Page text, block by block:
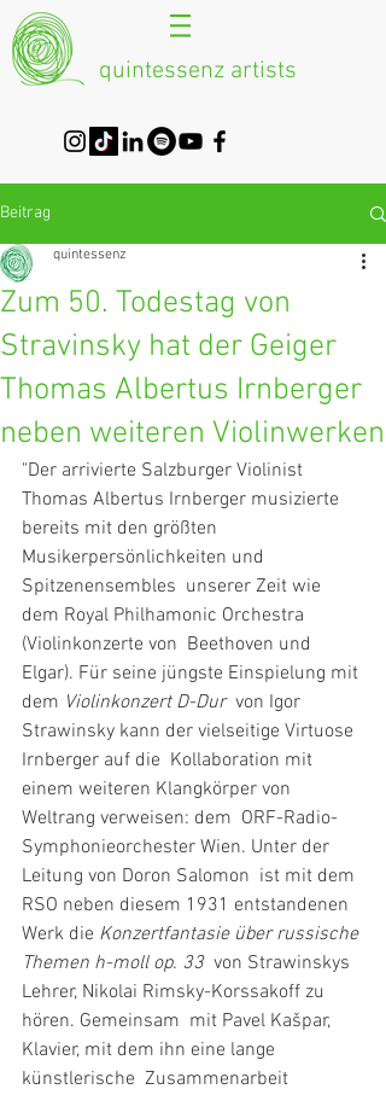
quintessenz artists
Beitrag
Zum 50. Todestag von
Stravinsky hat der Geiger
Thomas Albertus Irnberger
neben weiteren Violinwerken
quintessenz
"Der arrivierte Salzburger Violinist
Thomas Albertus Irnberger musizierte
bereits mit den größten
Musikerpersönlichkeiten und
Spitzenensembles  unserer Zeit wie
dem Royal Philhamonic Orchestra
(Violinkonzerte von  Beethoven und
Elgar). Für seine jüngste Einspielung mit
dem Violinkonzert D-Dur
  von Igor
Strawinsky kann der vielseitige Virtuose
Irnberger auf die  Kollaboration mit
einem weiteren Klangkörper von
Weltrang verweisen: dem  ORF-Radio-
Symphonieorchester Wien. Unter der
Leitung von Doron Salomon  ist mit dem
RSO neben diesem 1931 entstandenen
Werk die Konzertfantasie über russische
Themen h-moll op. 33
  von Strawinskys
Lehrer, Nikolai Rimsky-Korssakoff zu
hören. Gemeinsam  mit Pavel Kašpar,
Klavier, mit dem ihn eine lange
künstlerische  Zusammenarbeit